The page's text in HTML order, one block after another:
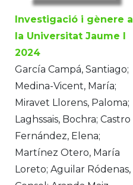
Investigació i gènere a
la Universitat Jaume I
2024
García Campá, Santiago;
Medina-Vicent, María;
Miravet Llorens, Paloma;
Laghssais, Bochra; Castro
Fernández, Elena;
Martínez Otero, María
Loreto; Aguilar Ródenas,